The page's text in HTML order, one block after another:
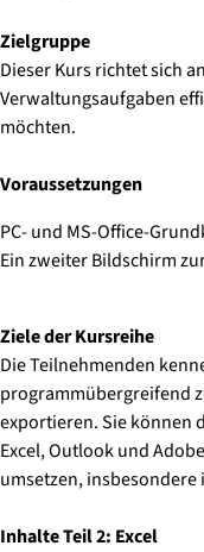
Zielgruppe
Dieser Kurs richtet sich
Verwaltungsaufgaben
möchten.
Voraussetzungen
PC- und MS-Office-
Ein zweiter Bildschirm
Ziele der Kursreihe
Die Teilnehmenden
programmübergreifend
exportieren. Sie können
Excel, Outlook und
umsetzen,
Inhalte Teil 2: Excel